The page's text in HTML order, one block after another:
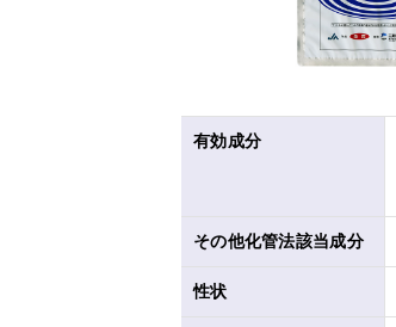
有効成分
その他化管法該当成分
性状